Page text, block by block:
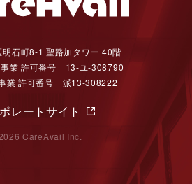
明石町8-1 聖路加タワー 40階
事業 許可番号 13-ユ-308790
業 許可番号 派13-308222
レートサイト
CareAvail Inc.